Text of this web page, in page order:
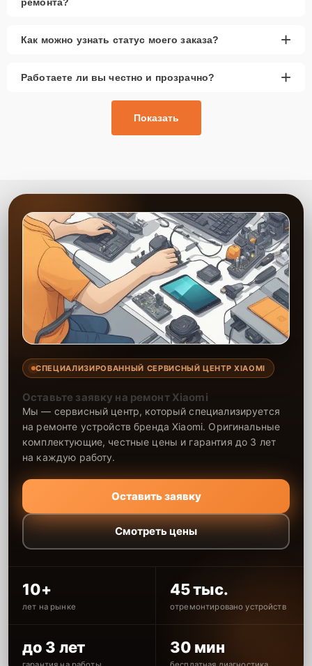
Как можно узнать статус моего заказа? +
Работаете ли вы честно и прозрачно? +
Показать
СПЕЦИАЛИЗИРОВАННЫЙ СЕРВИСНЫЙ ЦЕНТР XIAOMI
Оставьте заявку на ремонт Xiaomi
Мы — сервисный центр, который специализируется
на ремонте устройств бренда Xiaomi. Оригинальные
комплектующие, честные цены и гарантия до 3 лет
на каждую работу.
Оставить заявку
Смотреть цены
10+
лет на рынке
45 тыс.
отремонтировано устройств
до 3 лет 30 мин